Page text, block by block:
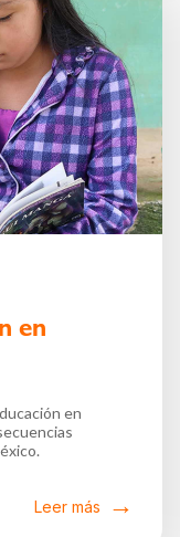
en
en
Leer más